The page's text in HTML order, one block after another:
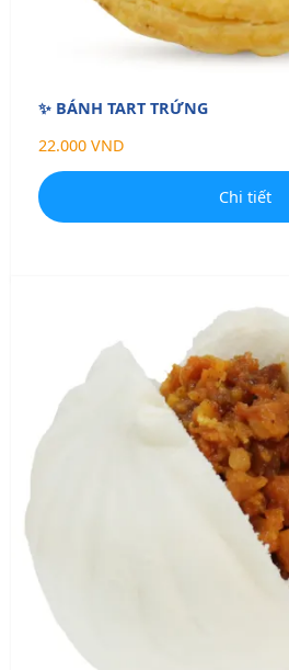
✨ BÁNH TART TRỨNG
22.000 VND
Chi tiết